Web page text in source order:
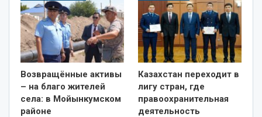
Возвращённые активы
– на благо жителей
села: в Мойынкумском
районе
Казахстан переходит в
лигу стран, где
правоохранительная
деятельность